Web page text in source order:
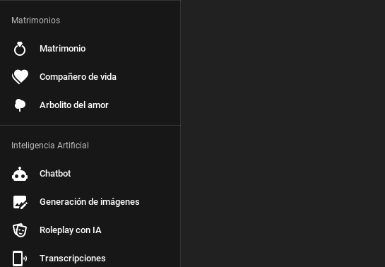
Matrimonios
Matrimonio
Compañero de vida
Arbolito del amor
Inteligencia Artificial
Chatbot
Generación de imágenes
Roleplay con IA
Transcripciones